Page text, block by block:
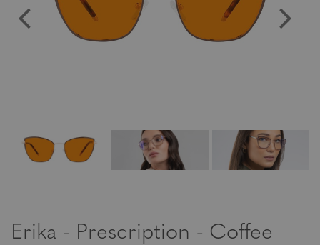
Erika - Prescription - Coffee